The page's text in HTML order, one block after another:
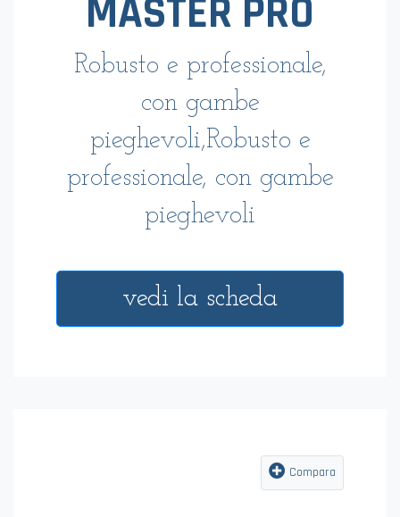
MASTER PRO
Robusto e professionale,
con gambe
pieghevoli,Robusto e
professionale, con gambe
pieghevoli
vedi la scheda
Compara